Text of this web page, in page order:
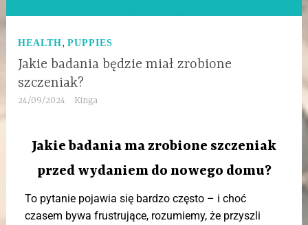
HEALTH,PUPPIES
Jakie badania będzie miał zrobione
szczeniak?
24/09/2024 Kinga
Jakie badania ma zrobione szczeniak
przed wydaniem do nowego domu?
To pytanie pojawia się bardzo często – i choć
czasem bywa frustrujące, rozumiemy, że przyszli